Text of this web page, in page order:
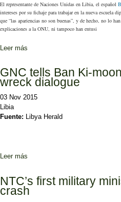
El representante de Naciones Unidas en Libia, el español
intereses por su fichaje para trabajar en la nueva escuela
que “las apariencias no son buenas”, y de hecho, no lo
explicaciones a la ONU, ni tampoco han entusi
Leer más
GNC tells Ban Ki-
wreck dialogue
03 Nov 2015
Libia
Fuente:
Libya Herald
Leer más
NTC’s first military
crash